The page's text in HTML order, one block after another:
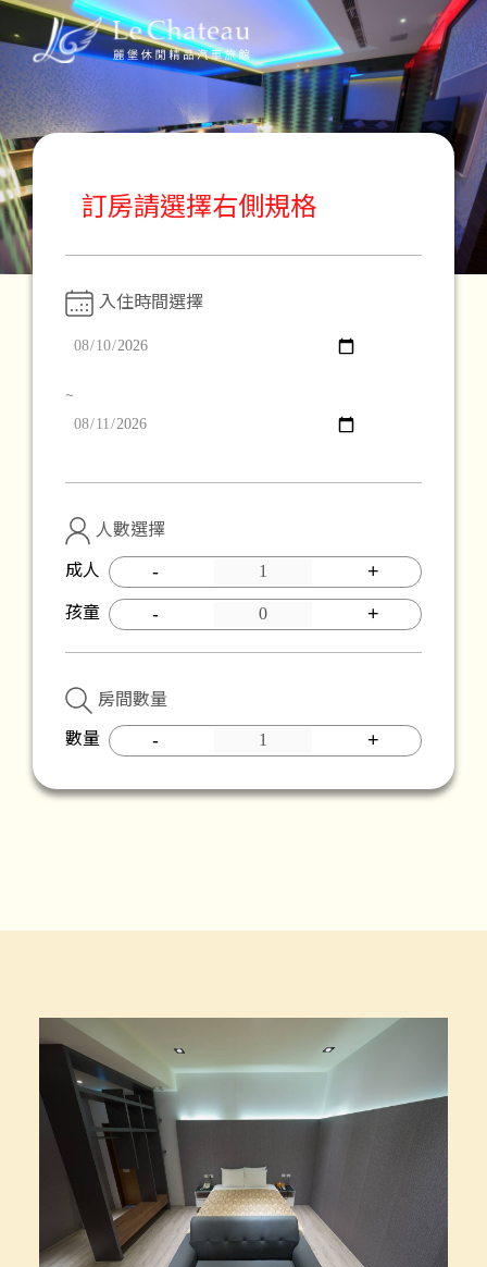
ROOM
麗堡房型
訂房請選擇右側規格
入住時間選擇
~
人數選擇
成人
- +
孩童 - +
房間數量
數量
- +